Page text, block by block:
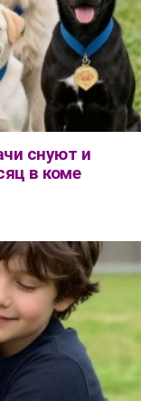
снуют и
в коме